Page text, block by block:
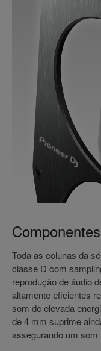
Toda as colunas da
classe D com
reprodução de áudio
altamente eficientes
som de elevada
de 4 mm suprime
assegurando um som